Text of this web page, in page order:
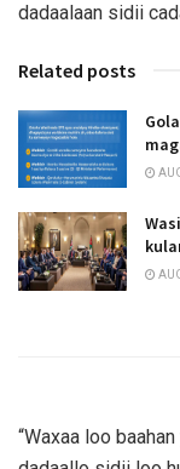
dadaalaan sidii
Related posts
“Waxaa loo